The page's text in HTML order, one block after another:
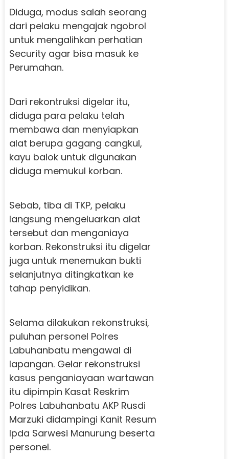
Diduga, modus salah seorang
dari pelaku mengajak ngobrol
untuk mengalihkan perhatian
Security agar bisa masuk ke
Perumahan.
Dari rekontruksi digelar itu,
diduga para pelaku telah
membawa dan menyiapkan
alat berupa gagang cangkul,
kayu balok untuk digunakan
diduga memukul korban.
Sebab, tiba di TKP, pelaku
langsung mengeluarkan alat
tersebut dan menganiaya
korban. Rekonstruksi itu digelar
juga untuk menemukan bukti
selanjutnya ditingkatkan ke
tahap penyidikan.
Selama dilakukan rekonstruksi,
puluhan personel Polres
Labuhanbatu mengawal di
lapangan. Gelar rekonstruksi
kasus penganiayaan wartawan
itu dipimpin Kasat Reskrim
Polres Labuhanbatu AKP Rusdi
Marzuki didampingi Kanit Resum
Ipda Sarwesi Manurung beserta
personel.